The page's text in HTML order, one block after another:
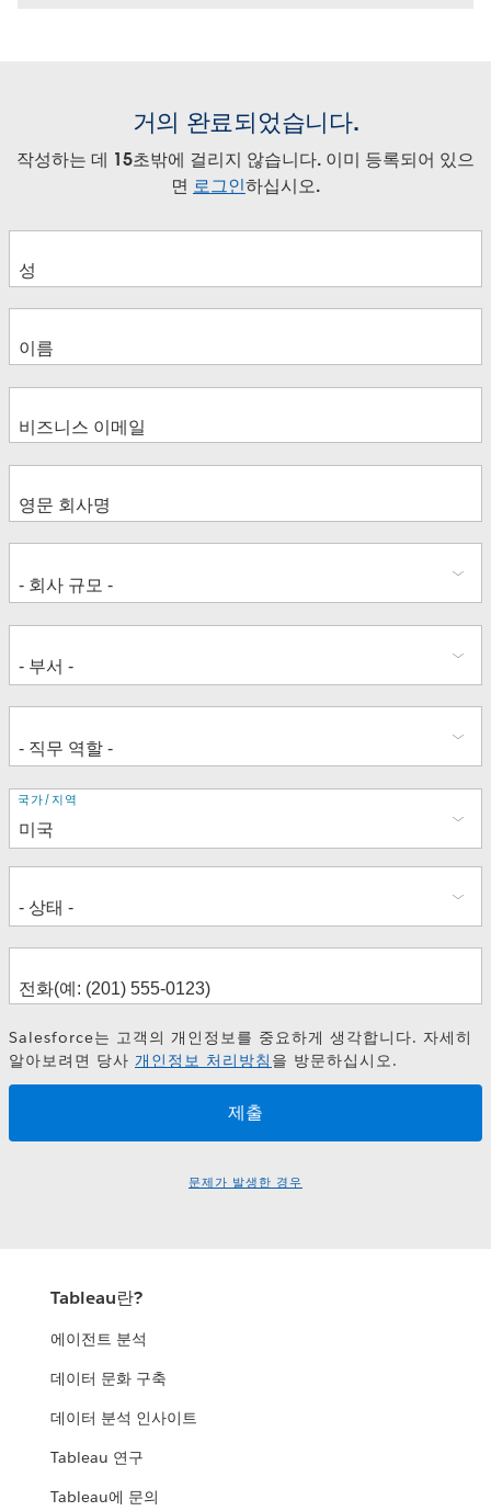
거의 완료되었습니다.
작성하는 데 15초밖에 걸리지 않습니다. 이미 등록되어 있으
면 로그인하십시오.
주
소
국가/지역
Salesforce는 고객의 개인정보를 중요하게 생각합니다. 자세히
알아보려면 당사 개인정보 처리방침 을 방문하십시오.
문제가 발생한 경우
Tableau란?
에이전트 분석
데이터 문화 구축
데이터 분석 인사이트
Tableau 연구
Tableau에 문의